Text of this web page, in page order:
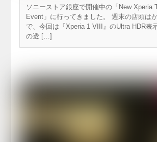
ソニーストア銀座で開催中の「New Xperia
Event」に行ってきました。 週末の店頭は
で、今回は『Xperia 1 VIII』のUltra HDR表
の透 […]